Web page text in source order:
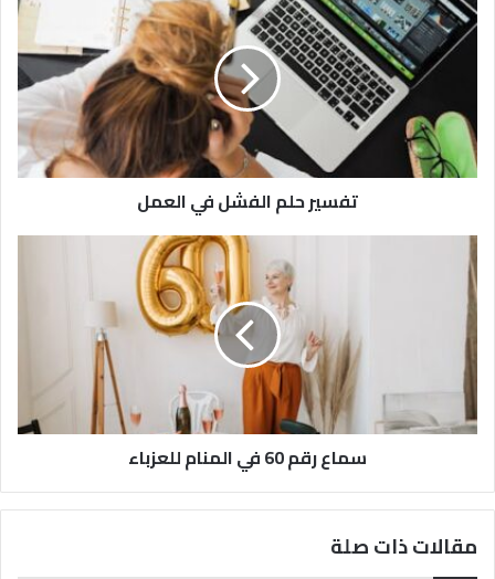
تفسير حلم الفشل في العمل
سماع رقم 60 في المنام للعزباء
مقالات ذات صلة